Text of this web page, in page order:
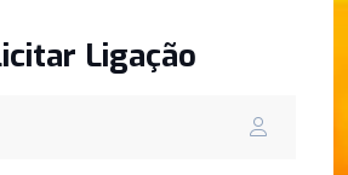
Ligação